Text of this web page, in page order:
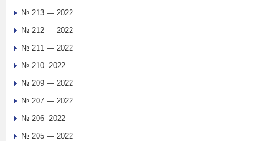
№ 213 — 2022
№ 212 — 2022
№ 211 — 2022
№ 210 -2022
№ 209 — 2022
№ 207 — 2022
№ 206 -2022
№ 205 — 2022